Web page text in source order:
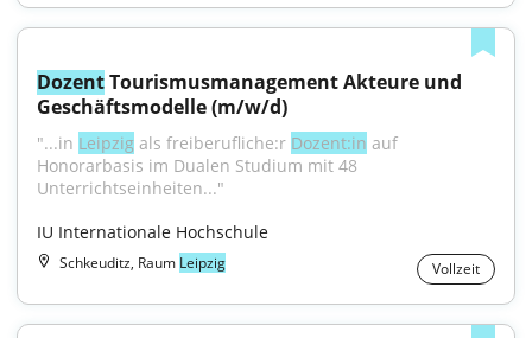
Dozent Tourismusmanagement Akteure und
Geschäftsmodelle (m/w/d)
"...in Leipzig als freiberufliche:r Dozent:in auf
Honorarbasis im Dualen Studium mit 48
Unterrichtseinheiten..."
IU Internationale Hochschule
Schkeuditz, Raum Leipzig Vollzeit